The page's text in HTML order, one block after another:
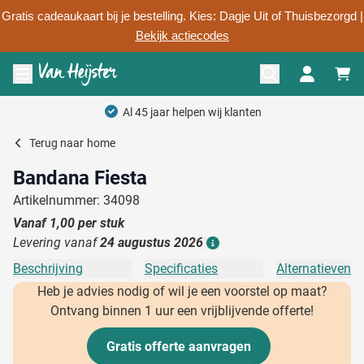
Gratis cadeaukaart bij je bestelling. Kies: Dagje Uit of Thuisbezorgd |
Bekijk actiecodes
Ga naar de inhoud
Menu openen
Al 45 jaar helpen wij klanten
Terug naar home
Bandana Fiesta
Artikelnummer: 34098
Vanaf 1,00 per stuk
Levering vanaf24 augustus 2026
Beschrijving Specificaties
Alternatieven
Heb je advies nodig of wil je een voorstel op maat?
Ontvang binnen 1 uur een vrijblijvende offerte!
Gratis offerte aanvragen